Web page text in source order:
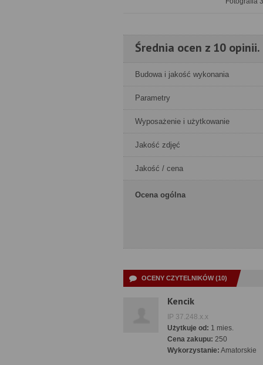
Średnia ocen z 10 opinii.
Budowa i jakość wykonania
Parametry
Wyposażenie i użytkowanie
Jakość zdjęć
Jakość / cena
Ocena ogólna
OCENY CZYTELNIKÓW (10)
Kencik
IP 37.248.x.x
Użytkuje od: 1 mies.
Cena zakupu: 250
Wykorzystanie: Amatorskie